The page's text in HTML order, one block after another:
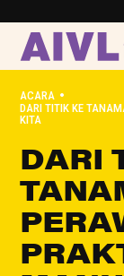
ACARA •
DARI TITIK KE
KITA
DARI